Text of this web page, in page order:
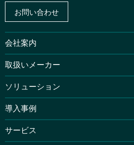
お問い合わせ
会社案内
取扱いメーカー
ソリューション
導入事例
サービス